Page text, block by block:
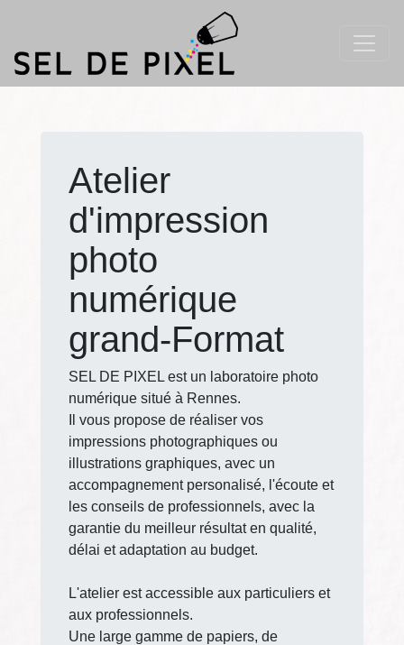
Atelier
d'impression
photo
numérique
grand-Format
SEL DE PIXEL est un laboratoire photo
numérique situé à Rennes.
Il vous propose de réaliser vos
impressions photographiques ou
illustrations graphiques, avec un
accompagnement personalisé, l'écoute et
les conseils de professionnels, avec la
garantie du meilleur résultat en qualité,
délai et adaptation au budget.
L'atelier est accessible aux particuliers et
aux professionnels.
Une large gamme de papiers, de